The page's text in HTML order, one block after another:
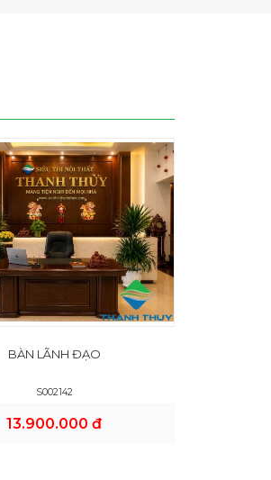
BÀN LÃNH ĐẠO
S002142
13.900.000 đ